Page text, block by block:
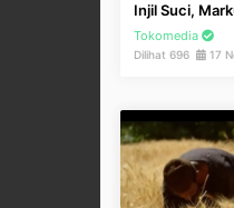
Injil Suci,
Tokomedia
Dilihat 696 17